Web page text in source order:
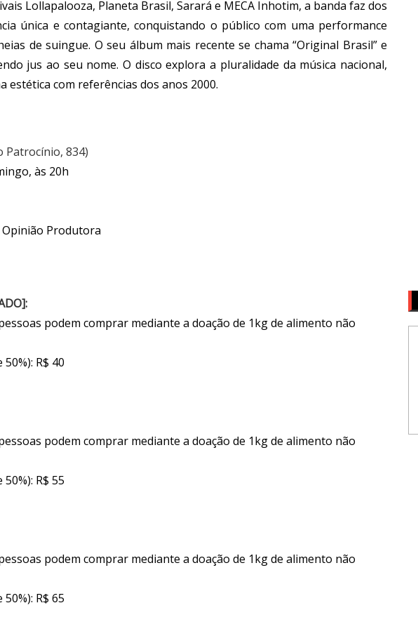
Lollapalooza, Planeta Brasil, Sarará e MECA Inhotim, a banda faz dos
única e contagiante, conquistando o público com uma performance
de suingue. O seu álbum mais recente se chama “Original Brasil” e
jus ao seu nome. O disco explora a pluralidade da música nacional,
estética com referências dos anos 2000.
Patrocínio, 834)
às 20h
Opinião Produtora
podem comprar mediante a doação de 1kg de alimento não
R$ 40
podem comprar mediante a doação de 1kg de alimento não
R$ 55
podem comprar mediante a doação de 1kg de alimento não
R$ 65